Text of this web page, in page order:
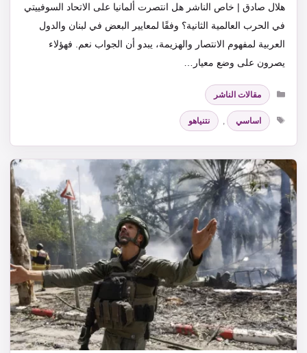
هلال صادق | خاص الناشر هل انتصرت ألمانيا على الاتحاد السوفييتي
في الحرب العالمية الثانية؟ وفقًا لمعايير البعض في لبنان والدول
العربية لمفهوم الانتصار والهزيمة، يبدو أن الجواب نعم. فهؤلاء
يصرون على وضع معيار…
التصنيفات
مقالات الناشر
الوسوم
اساسي نتنياهو